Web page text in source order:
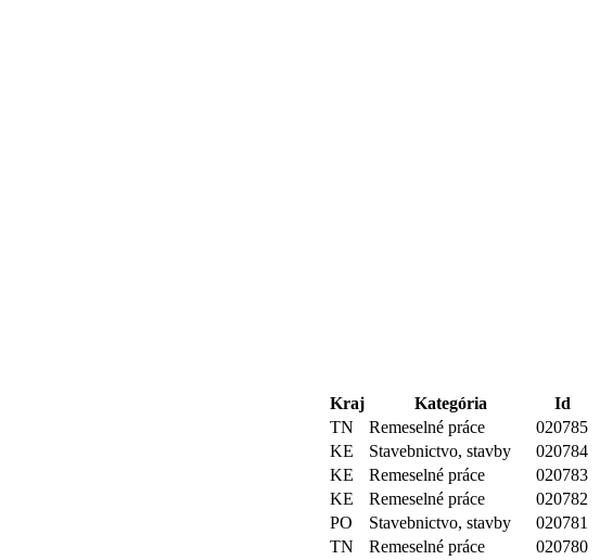
Kraj Kategória
Id
TN Remeselné práce
020785
KE Stavebnictvo, stavby
020784
KE Remeselné práce
020783
KE Remeselné práce
020782
PO Stavebnictvo, stavby
020781
TN Remeselné práce
020780